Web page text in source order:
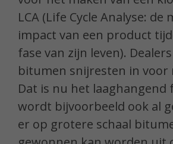
LCA (Life Cycle Analyse: de
impact van een product
fase van zijn leven).
bitumen snijresten in voor
Dat is nu het laaghangend
wordt bijvoorbeeld ook al
er op grotere schaal